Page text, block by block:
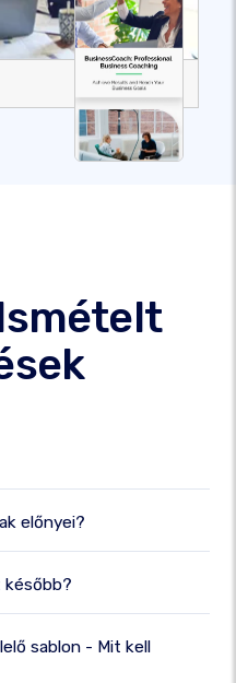
előnyei?
sablon - Mit kell